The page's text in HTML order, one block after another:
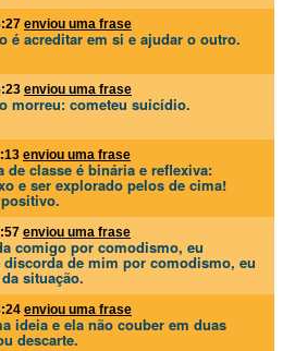
enviou uma frase
é acreditar em si e ajudar o outro.
enviou uma frase
morreu: cometeu suicídio.
enviou uma frase
de classe é binária e reflexiva:
e ser explorado pelos de cima!
enviou uma frase
comigo por comodismo, eu
de mim por comodismo, eu
situação.
enviou uma frase
ideia e ela não couber em duas
descarte.